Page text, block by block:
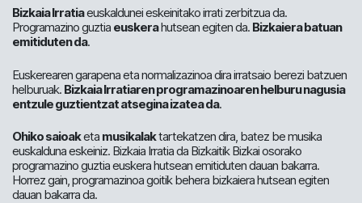
Bizkaia Irratiaeuskaldunei eskeinitako irrati zerbitzua da.
Programazino guztia euskerahutsean egiten da. Bizkaiera batuan
emitiduten da.
Euskerearen garapena eta normalizazinoa dira irratsaio berezi batzuen
helburuak. Bizkaia Irratiaren programazinoaren helburu nagusia
entzule guztientzat atsegina izatea da.
Ohiko saioaketa musikalaktartekatzen dira, batez be musika
euskalduna eskeiniz. Bizkaia Irratia da Bizkaitik Bizkai osorako
programazino guztia euskera hutsean emitiduten dauan bakarra.
Horrez gain, programazinoa goitik behera bizkaiera hutsean egiten
dauan bakarra da.